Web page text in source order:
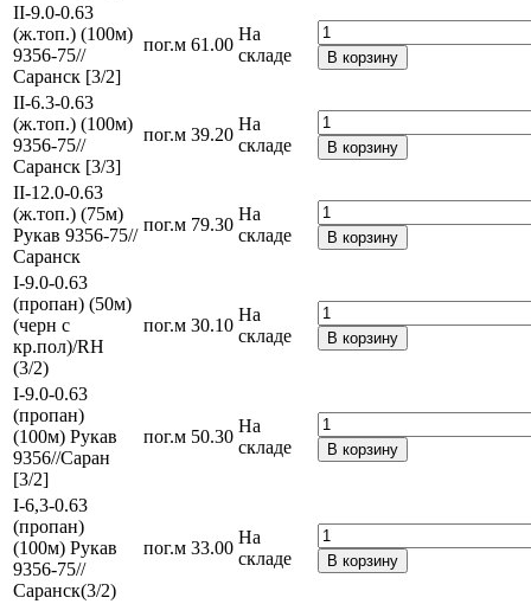
II-9.0-0.63
(ж.топ.) (100м)
9356-75//
Саранск [3/2]
пог.м 61.00
На
складе
В корзину
II-6.3-0.63
(ж.топ.) (100м)
9356-75//
Саранск [3/3]
пог.м 39.20
На
складе
В корзину
II-12.0-0.63
(ж.топ.) (75м)
Рукав 9356-75//
Саранск
пог.м 79.30
На
складе
В корзину
I-9.0-0.63
(пропан) (50м)
(черн с
кр.пол)/RH
(3/2)
пог.м 30.10
На
складе
В корзину
I-9.0-0.63
(пропан)
(100м) Рукав
9356//Саран
[3/2]
пог.м 50.30
На
складе
В корзину
I-6,3-0.63
(пропан)
(100м) Рукав
9356-75//
Саранск(3/2)
пог.м 33.00
На
складе
В корзину